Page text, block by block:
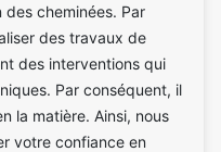
cheminées. Par
des travaux de
des interventions qui
Par conséquent, il
la matière. Ainsi, nous
votre confiance en